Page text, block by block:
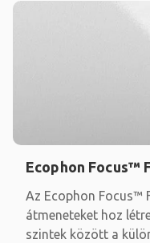
Ecophon Focus™
Az Ecophon Focus™
átmeneteket hoz
szintek között a